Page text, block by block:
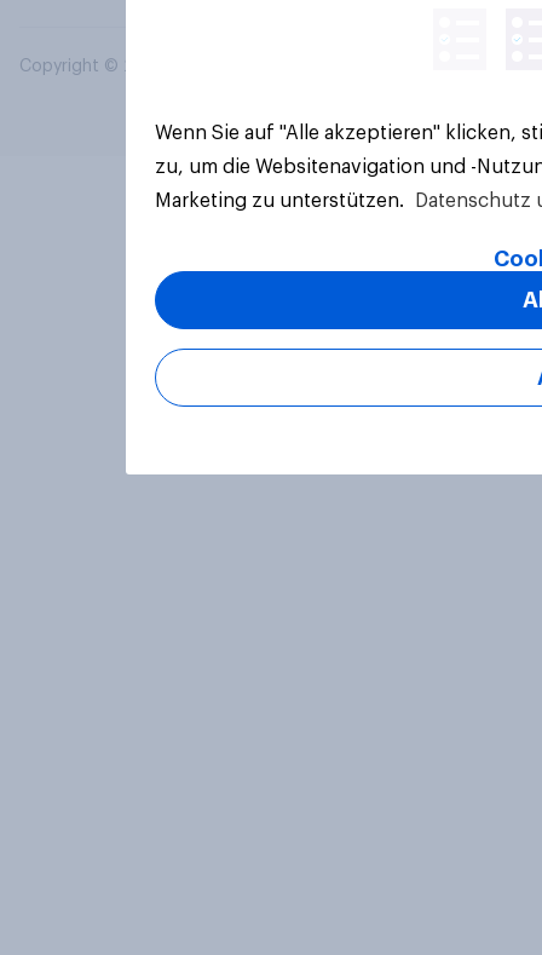
Copyright © 2026 YouGov PLC. Alle Rechte vorbehalten.
Wenn Sie auf "Alle akzeptieren" klicken,
zu, um die Websitenavigation und -
Marketing zu unterstützen.
Datenschutz